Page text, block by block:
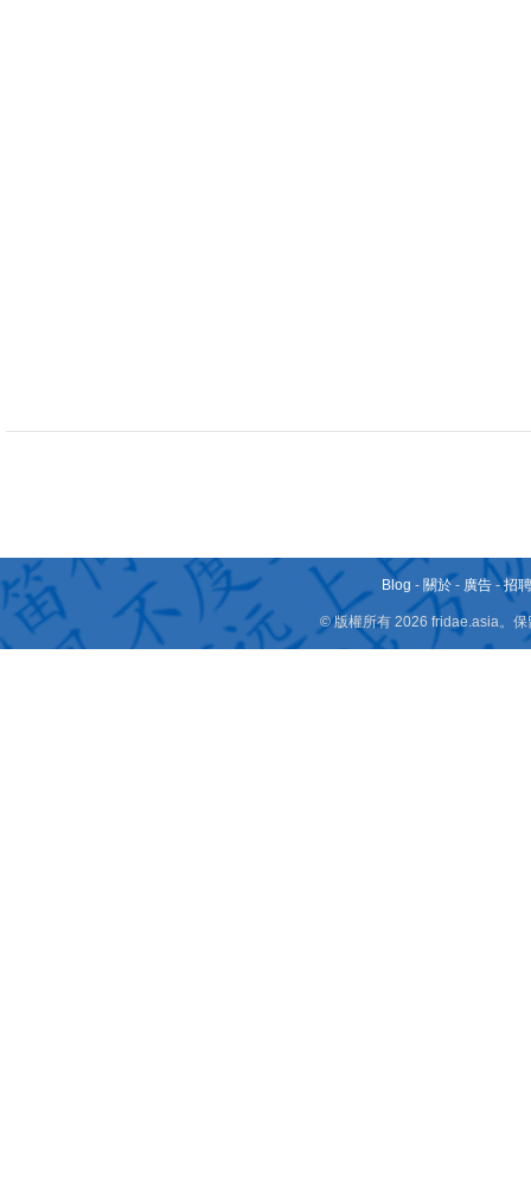
Blog - 關於 - 廣告 -招
© 版權所有 2026 fridae.asia。